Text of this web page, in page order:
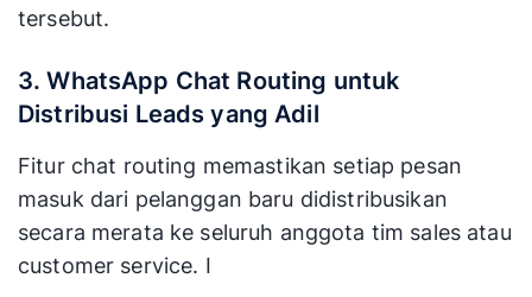
tersebut.
3. WhatsApp Chat Routing untuk
Distribusi Leads yang Adil
Fitur chat routing memastikan setiap pesan
masuk dari pelanggan baru didistribusikan
secara merata ke seluruh anggota tim sales atau
customer service. I